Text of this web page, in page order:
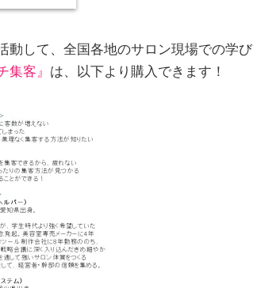
動して、全国各地のサロン現場での学び
集客』 は、以下より購入できます！